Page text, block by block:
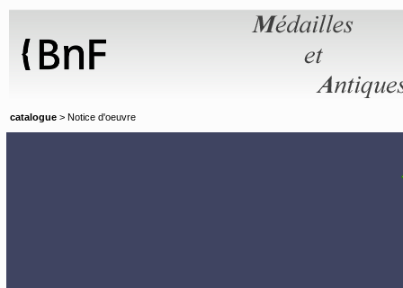
catalogue > Notice d'oeuvre